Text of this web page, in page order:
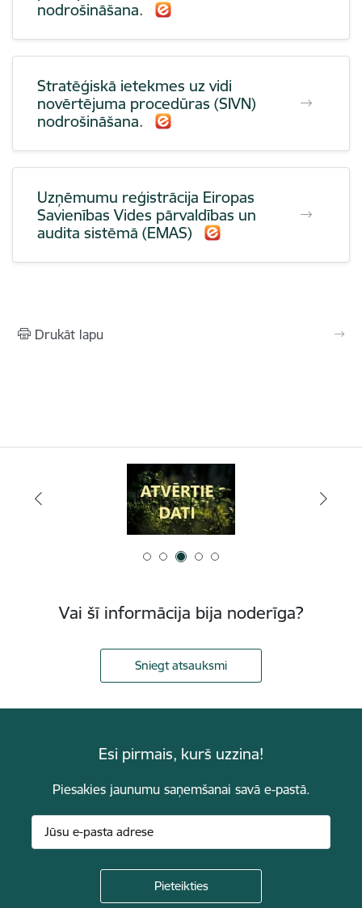
nodrošināšana.
Stratēģiskā ietekmes uz vidi
novērtējuma procedūras (SIVN)
nodrošināšana.
Uzņēmumu reģistrācija Eiropas
Savienības Vides pārvaldības un
audita sistēmā (EMAS)
Drukāt lapu
Vai šī informācija bija noderīga?
Sniegt atsauksmi
Esi pirmais, kurš uzzina!
Piesakies jaunumu saņemšanai savā e-pastā.